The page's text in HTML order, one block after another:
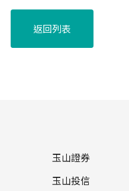
返回列表
玉山證券
玉山投信